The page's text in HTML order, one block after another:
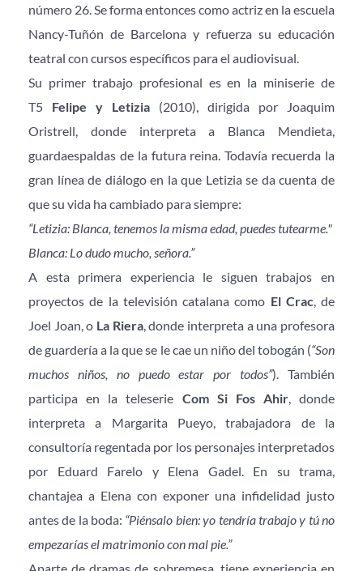
número 26. Se forma entonces como actriz en la escuela
Nancy-Tuñón de Barcelona y refuerza su educación
teatral con cursos específicos para el audiovisual.
Su primer trabajo profesional es en la miniserie de
T5 Felipe y Letizia (2010), dirigida por Joaquim
Oristrell, donde interpreta a Blanca Mendieta,
guardaespaldas de la futura reina. Todavía recuerda la
gran línea de diálogo en la que Letizia se da cuenta de
que su vida ha cambiado para siempre:
“Letizia: Blanca, tenemos la misma edad, puedes tutearme."
Blanca: Lo dudo mucho, señora.”
A esta primera experiencia le siguen trabajos en
proyectos de la televisión catalana como El Crac , de
Joel Joan, o La Riera, donde interpreta a una profesora
de guardería a la que se le cae un niño del tobogán (“Son
muchos niños, no puedo estar por todos”). También
participa en la teleserie Com Si Fos Ahir, donde
interpreta a Margarita Pueyo, trabajadora de la
consultoría regentada por los personajes interpretados
por Eduard Farelo y Elena Gadel. En su trama,
chantajea a Elena con exponer una infidelidad justo
antes de la boda: “Piénsalo bien: yo tendría trabajo y tú no
empezarías el matrimonio con mal pie.”